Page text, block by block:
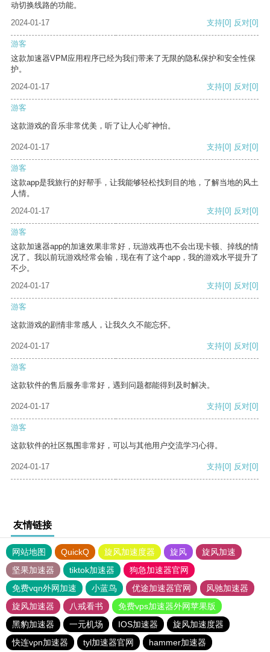
动切换线路的功能。
2024-01-17
支持[0] 反对[0]
游客
这款加速器VPM应用程序已经为我们带来了无限的隐私保护和安全性保
护。
2024-01-17
支持[0] 反对[0]
游客
这款游戏的音乐非常优美，听了让人心旷神怡。
2024-01-17 支持[0] 反对[0]
游客
这款app是我旅行的好帮手，让我能够轻松找到目的地，了解当地的风土
人情。
2024-01-17
支持[0] 反对[0]
游客
这款加速器app的加速效果非常好，玩游戏再也不会出现卡顿、掉线的情
况了。我以前玩游戏经常会输，现在有了这个app，我的游戏水平提升了
不少。
2024-01-17
支持[0] 反对[0]
游客
这款游戏的剧情非常感人，让我久久不能忘怀。
2024-01-17 支持[0] 反对[0]
游客
这款软件的售后服务非常好，遇到问题都能得到及时解决。
2024-01-17 支持[0] 反对[0]
游客
这款软件的社区氛围非常好，可以与其他用户交流学习心得。
2024-01-17 支持[0] 反对[0]
友情链接
网站地图 QuickQ 旋风加速度器 旋风
旋风加速
坚果加速器
tiktok加速器
狗急加速器官网
免费vqn外网加速
小蓝鸟 优途加速器官网
风驰加速器
旋风加速器
八戒看书
免费vps加速器外网苹果版
黑豹加速器
一元机场 IOS加速器
旋风加速度器
快连vρn加速器
tyl加速器官网 hammer加速器